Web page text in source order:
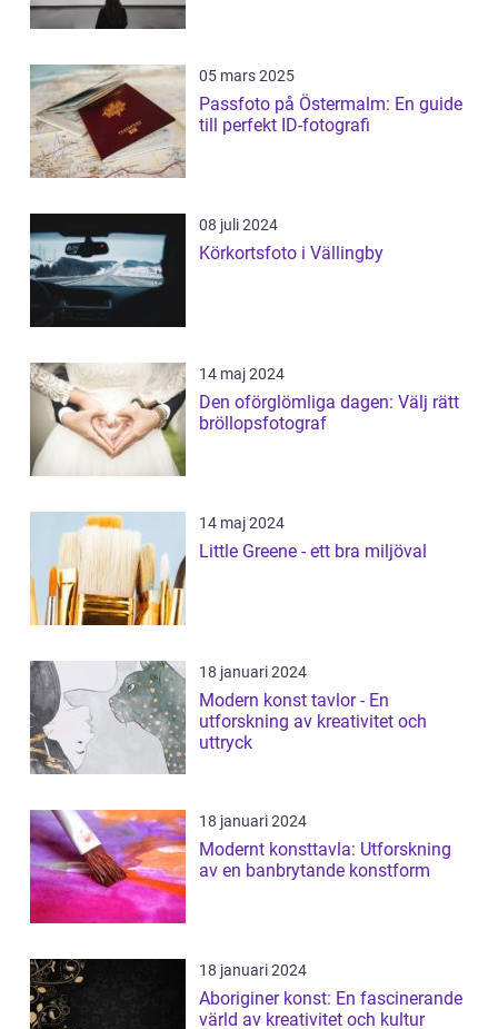
05 mars 2025
Passfoto på Östermalm: En guide
till perfekt ID-fotografi
08 juli 2024
Körkortsfoto i Vällingby
14 maj 2024
Den oförglömliga dagen: Välj rätt
bröllopsfotograf
14 maj 2024
Little Greene - ett bra miljöval
18 januari 2024
Modern konst tavlor - En
utforskning av kreativitet och
uttryck
18 januari 2024
Modernt konsttavla: Utforskning
av en banbrytande konstform
18 januari 2024
Aboriginer konst: En fascinerande
värld av kreativitet och kultur